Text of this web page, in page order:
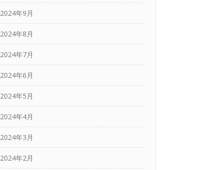
2024年9月
2024年8月
2024年7月
2024年6月
2024年5月
2024年4月
2024年3月
2024年2月